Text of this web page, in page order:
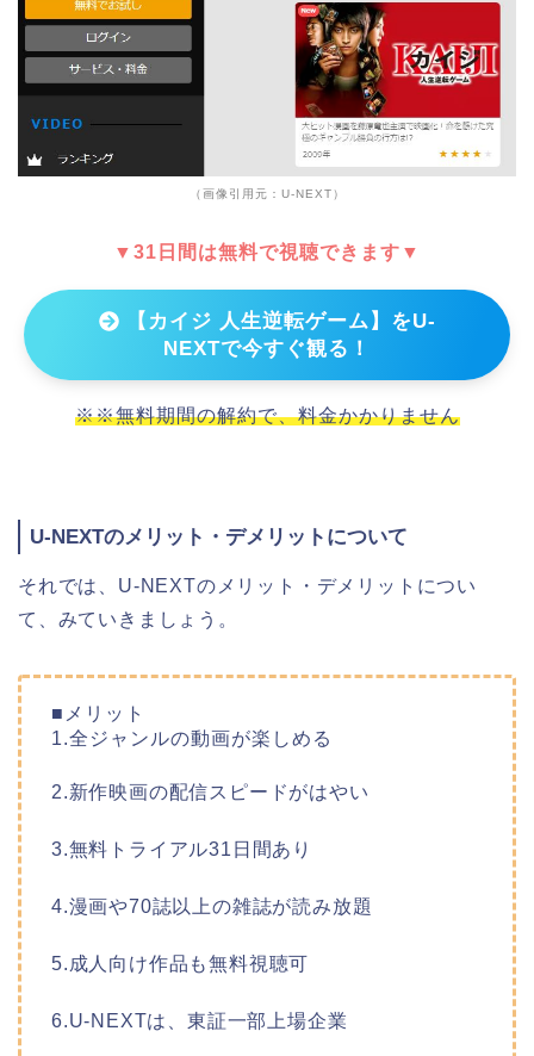
（画像引用元：U-NEXT）
▼31日間は無料で視聴できます▼
【カイジ 人生逆転ゲーム】をU-
NEXTで今すぐ観る！
※※無料期間の解約で、料金かかりません
U-NEXTのメリット・デメリットについて
それでは、U-NEXTのメリット・デメリットについ
て、みていきましょう。
■メリット
1.全ジャンルの動画が楽しめる
2.新作映画の配信スピードがはやい
3.無料トライアル31日間あり
4.漫画や70誌以上の雑誌が読み放題
5.成人向け作品も無料視聴可
6.U-NEXTは、東証一部上場企業